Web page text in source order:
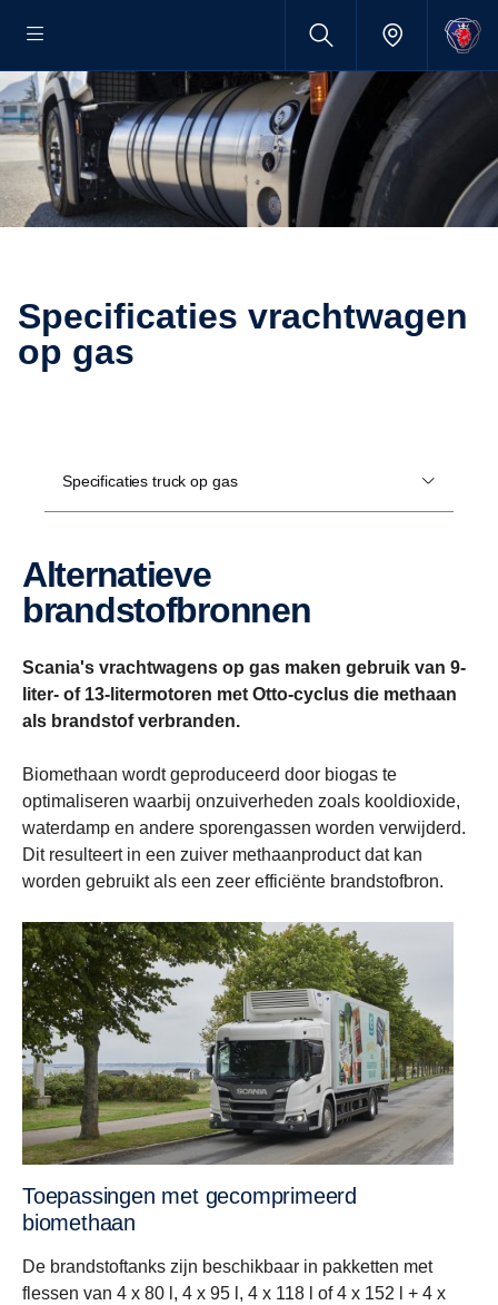
Specificaties vrachtwagen
op gas
Specificaties truck op gas
Alternatieve
brandstofbronnen
Scania's vrachtwagens op gas maken gebruik van 9-
liter- of 13-litermotoren met Otto-cyclus die methaan
als brandstof verbranden.
Biomethaan wordt geproduceerd door biogas te
optimaliseren waarbij onzuiverheden zoals kooldioxide,
waterdamp en andere sporengassen worden verwijderd.
Dit resulteert in een zuiver methaanproduct dat kan
worden gebruikt als een zeer efficiënte brandstofbron.
Toepassingen met gecomprimeerd
biomethaan
De brandstoftanks zijn beschikbaar in pakketten met
flessen van 4 x 80 l, 4 x 95 l, 4 x 118 l of 4 x 152 l + 4 x